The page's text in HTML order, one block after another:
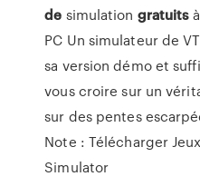
de simulation gratuits
PC Un simulateur de
sa version démo et
vous croire sur un
sur des pentes
Note : Télécharger Jeux
Simulator